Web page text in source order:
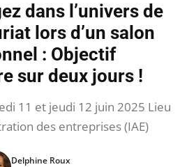
dans l’univers de
lors d’un salon
: Objectif
sur deux jours !
11 et jeudi 12 juin 2025 Lieu
des entreprises (IAE)
Delphine Roux